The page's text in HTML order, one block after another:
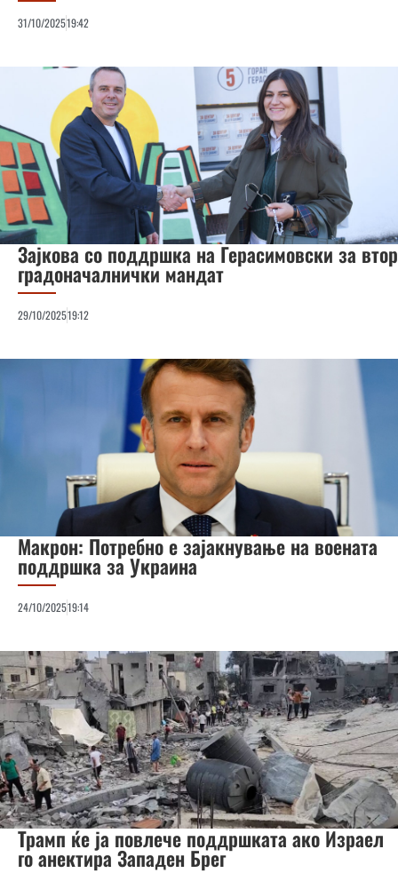
31/10/202519:42
Зајкова со поддршка на Герасимовски за втор
градоначалнички мандат
29/10/202519:12
Макрон: Потребно е зајакнување на воената
поддршка за Украина
24/10/202519:14
Трамп ќе ја повлече поддршката ако Израел
го анектира Западен Брег